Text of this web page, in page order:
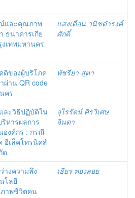
และคุณภาพ
ธนาคารเกีย
เทพมหานคร
แสงเดือน วนิชดำรงค์
ศักดิ์
ติของผู้บริโภค
าน QR code
คร
พัชรียา สุตา
ละวิธีปฏิบัติใน
หารผลการ
องค์กร : กรณี
อีเล็คโทรนิคส์
ด
จุไรรัตน์ ศิรวิเศษ
จินดา
างความพึง
โลยี
าพชีวิตคน
เธียร ทองลอย